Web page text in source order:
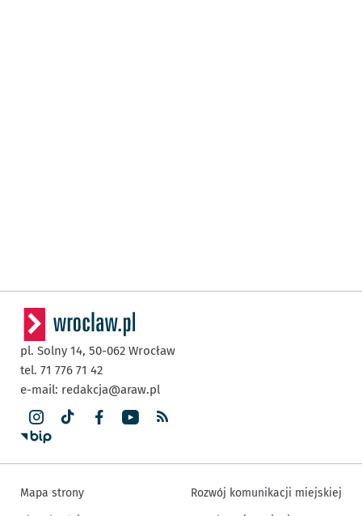
pl. Solny 14, 50-062 Wrocław
tel. 71 776 71 42
e-mail: redakcja@araw.pl
Mapa strony
Rozwój komunikacji miejskiej